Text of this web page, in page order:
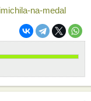
na-medal